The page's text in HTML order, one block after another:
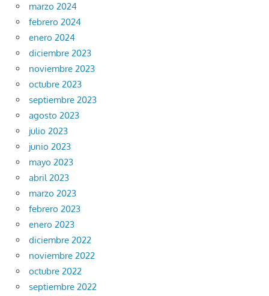
marzo 2024
febrero 2024
enero 2024
diciembre 2023
noviembre 2023
octubre 2023
septiembre 2023
agosto 2023
julio 2023
junio 2023
mayo 2023
abril 2023
marzo 2023
febrero 2023
enero 2023
diciembre 2022
noviembre 2022
octubre 2022
septiembre 2022